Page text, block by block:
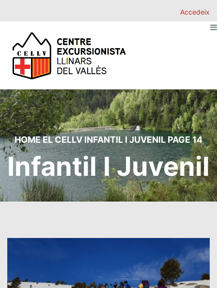
Accedeix
HOMEEL CELLV INFANTIL I JUVENIL PAGE 14
Infantil I Juvenil